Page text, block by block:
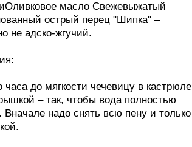
масло Свежевыжатый
острый перец "Шипка" –
не адско-жгучий.
до мягкости чечевицу в кастрюле
– так, чтобы вода полностью
Вначале надо снять всю пену и только